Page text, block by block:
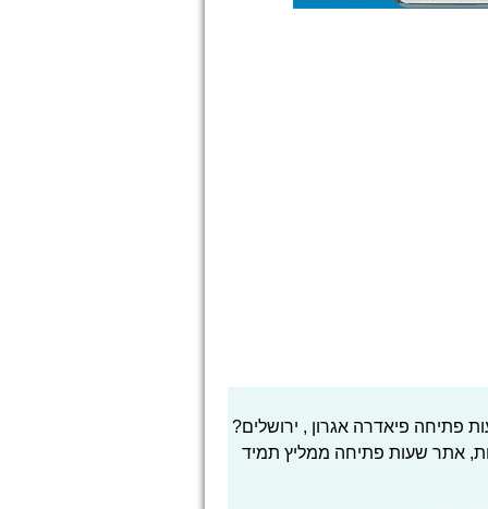
פתיחה פיאדרה אגרון , ירושלים?
אתר שעות פתיחה ממליץ תמיד